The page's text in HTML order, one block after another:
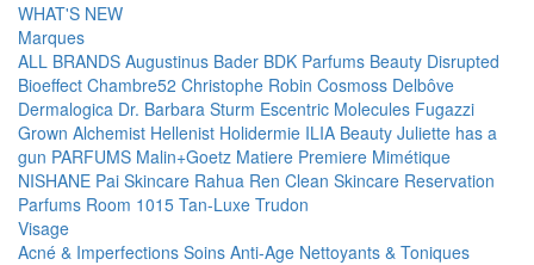
WHAT'S NEW
Marques
ALL BRANDS Augustinus Bader BDK Parfums Beauty Disrupted
Bioeffect Chambre52 Christophe Robin Cosmoss Delbôve
Dermalogica Dr. Barbara Sturm Escentric Molecules Fugazzi
Grown Alchemist Hellenist Holidermie ILIA Beauty Juliette has a
gun PARFUMS Malin+Goetz Matiere Premiere Mimétique
NISHANE Pai Skincare Rahua Ren Clean Skincare Reservation
Parfums Room 1015 Tan-Luxe Trudon
Visage
Acné & Imperfections Soins Anti-Age Nettoyants & Toniques